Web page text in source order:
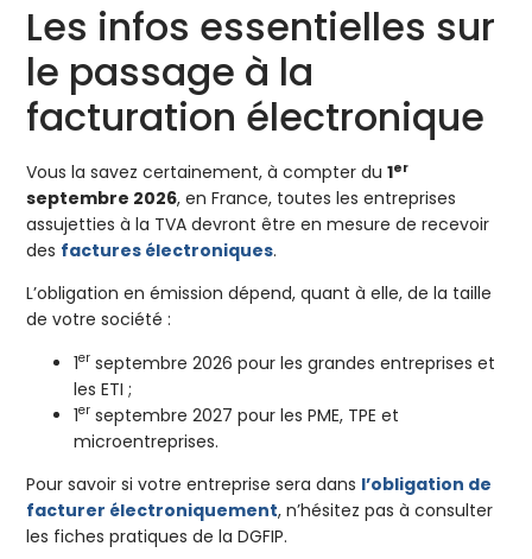
Les infos essentielles sur
le passage à la
facturation électronique
Vous la savez certainement, à compter du1er
septembre 2026, en France, toutes les entreprises
assujetties à la TVA devront être en mesure de recevoir
des factures électroniques.
L’obligation en émission dépend, quant à elle, de la taille
de votre société :
1er septembre 2026 pour les grandes entreprises et
les ETI ;
1er septembre 2027 pour les PME, TPE et
microentreprises.
Pour savoir si votre entreprise sera dans l’obligation de
facturer électroniquement, n’hésitez pas à consulter
les fiches pratiques de la DGFIP.